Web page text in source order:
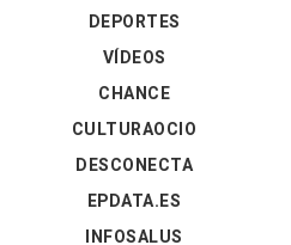
DEPORTES
VÍDEOS
CHANCE
CULTURAOCIO
DESCONECTA
EPDATA.ES
INFOSALUS